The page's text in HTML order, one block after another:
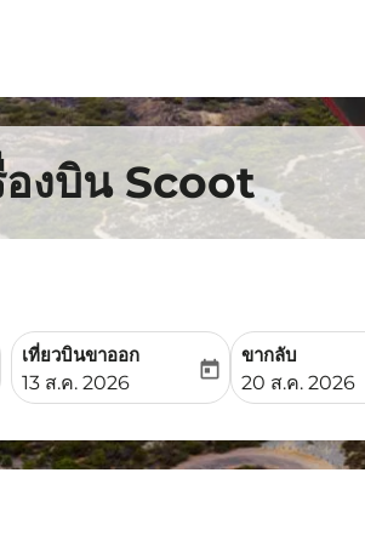
องบิน Scoot
เที่ยวบินขาออก
fc-booking-departure-date-aria-
13 ส.ค. 2026
today
ขากลับ
fc-booking-
20 ส.ค. 2026